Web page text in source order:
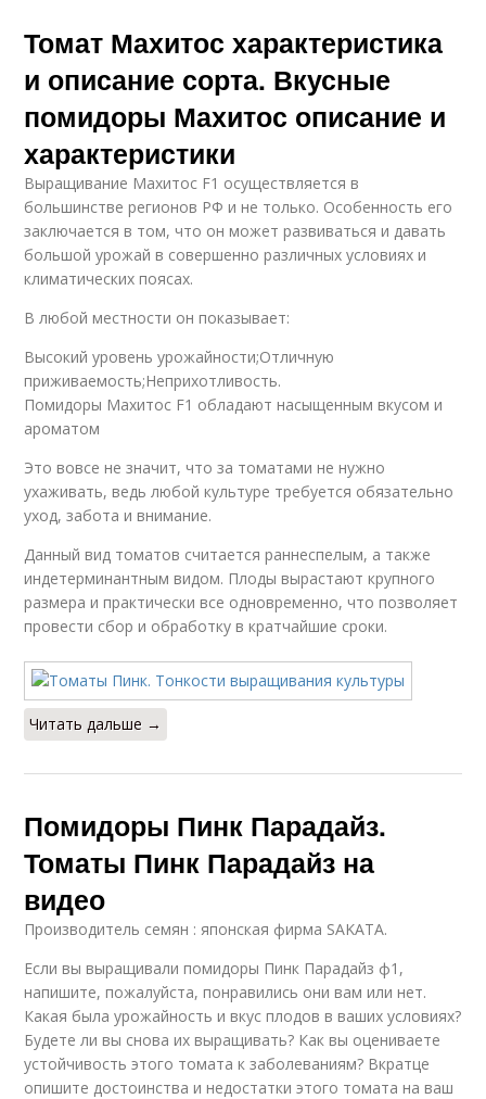
Томат Махитос характеристика
и описание сорта. Вкусные
помидоры Махитос описание и
характеристики
Выращивание Махитос F1 осуществляется в
большинстве регионов РФ и не только. Особенность его
заключается в том, что он может развиваться и давать
большой урожай в совершенно различных условиях и
климатических поясах.
В любой местности он показывает:
Высокий уровень урожайности;Отличную
приживаемость;Неприхотливость.
Помидоры Махитос F1 обладают насыщенным вкусом и
ароматом
Это вовсе не значит, что за томатами не нужно
ухаживать, ведь любой культуре требуется обязательно
уход, забота и внимание.
Данный вид томатов считается раннеспелым, а также
индетерминантным видом. Плоды вырастают крупного
размера и практически все одновременно, что позволяет
провести сбор и обработку в кратчайшие сроки.
Читать дальше →
Помидоры Пинк Парадайз.
Томаты Пинк Парадайз на
видео
Производитель семян : японская фирма SAKATA.
Если вы выращивали помидоры Пинк Парадайз ф1,
напишите, пожалуйста, понравились они вам или нет.
Какая была урожайность и вкус плодов в ваших условиях?
Будете ли вы снова их выращивать? Как вы оцениваете
устойчивость этого томата к заболеваниям? Вкратце
опишите достоинства и недостатки этого томата на ваш